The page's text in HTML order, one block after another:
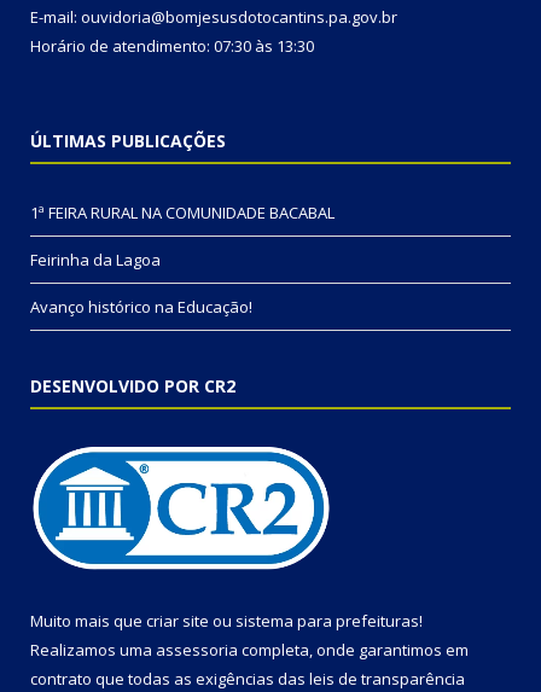
E-mail: ouvidoria@bomjesusdotocantins.pa.gov.br
Horário de atendimento: 07:30 às 13:30
ÚLTIMAS PUBLICAÇÕES
1ª FEIRA RURAL NA COMUNIDADE BACABAL
Feirinha da Lagoa
Avanço histórico na Educação!
DESENVOLVIDO POR CR2
Muito mais que criar site ou sistema para prefeituras!
Realizamos uma assessoria completa, onde garantimos em
contrato que todas as exigências das leis de transparência